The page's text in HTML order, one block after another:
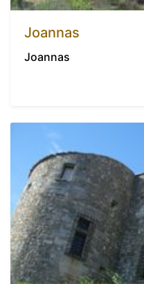
Joannas
Joannas